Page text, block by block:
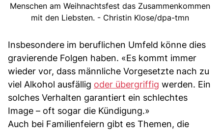
Menschen am Weihnachtsfest das Zusammenkommen
mit den Liebsten. - Christin Klose/dpa-tmn
Insbesondere im beruflichen Umfeld könne dies
gravierende Folgen haben. «Es kommt immer
wieder vor, dass männliche Vorgesetzte nach zu
viel Alkohol ausfällig oder übergriffig werden. Ein
solches Verhalten garantiert ein schlechtes
Image – oft sogar die Kündigung.»
Auch bei Familienfeiern gibt es Themen, die